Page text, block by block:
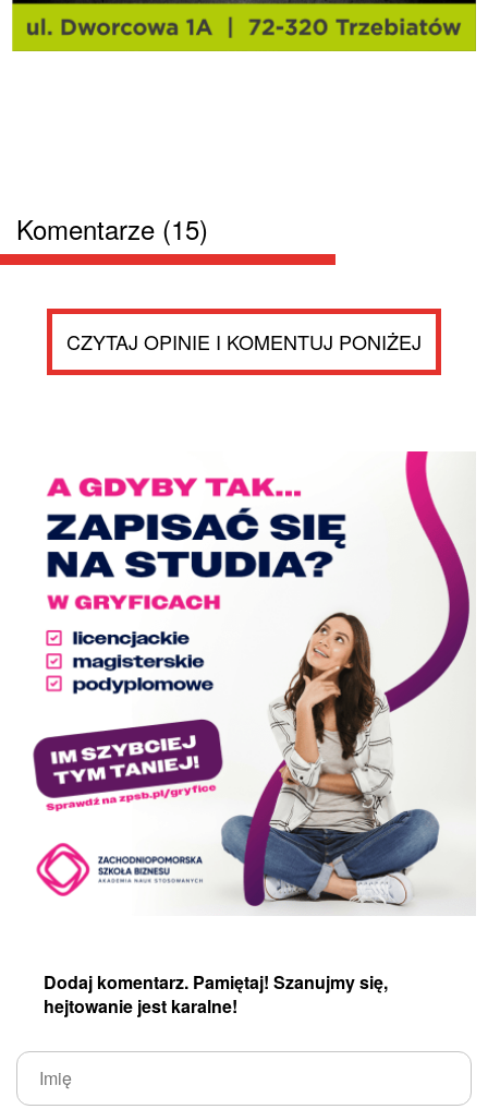
Komentarze (15)
CZYTAJ OPINIE I KOMENTUJ PONIŻEJ
Dodaj komentarz. Pamiętaj! Szanujmy się,
hejtowanie jest karalne!